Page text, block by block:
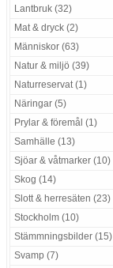
Lantbruk (32)
Mat & dryck (2)
Människor (63)
Natur & miljö (39)
Naturreservat (1)
Näringar (5)
Prylar & föremål (1)
Samhälle (13)
Sjöar & våtmarker (10)
Skog (14)
Slott & herresäten (23)
Stockholm (10)
Stämmningsbilder (15)
Svamp (7)